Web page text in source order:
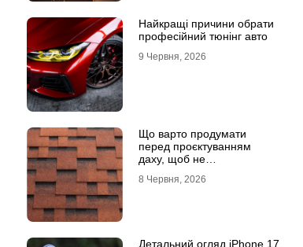
Найкращі причини обрати
професійний тюнінг авто
9 Червня, 2026
Що варто продумати
перед проєктуванням
даху, щоб не
будівництва
8 Червня, 2026
Детальний огляд iPhone 17